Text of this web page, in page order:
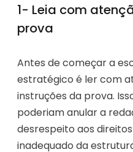
1- Leia com
prova
Antes de começar a
estratégico é ler com
instruções da prova.
poderiam anular a
desrespeito aos
inadequado da